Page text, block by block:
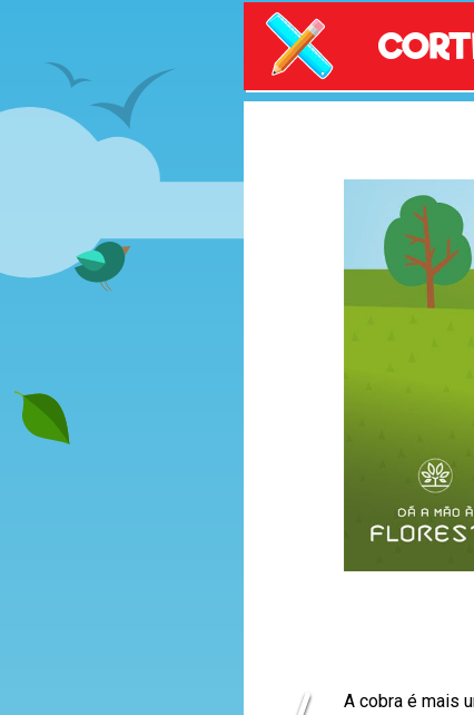
A cobra é mais